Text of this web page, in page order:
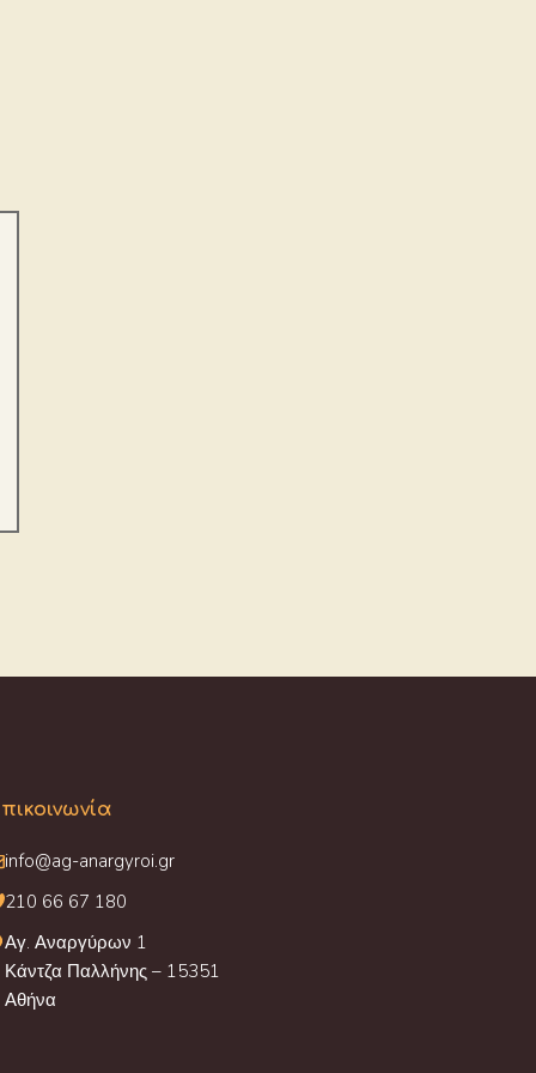
info@ag-anargyroi.gr
210 66 67 180
Αγ. Αναργύρων 1
Κάντζα Παλλήνης – 15351
Αθήνα